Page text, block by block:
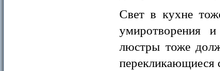
Свет в кухне
умиротворения
люстры тоже